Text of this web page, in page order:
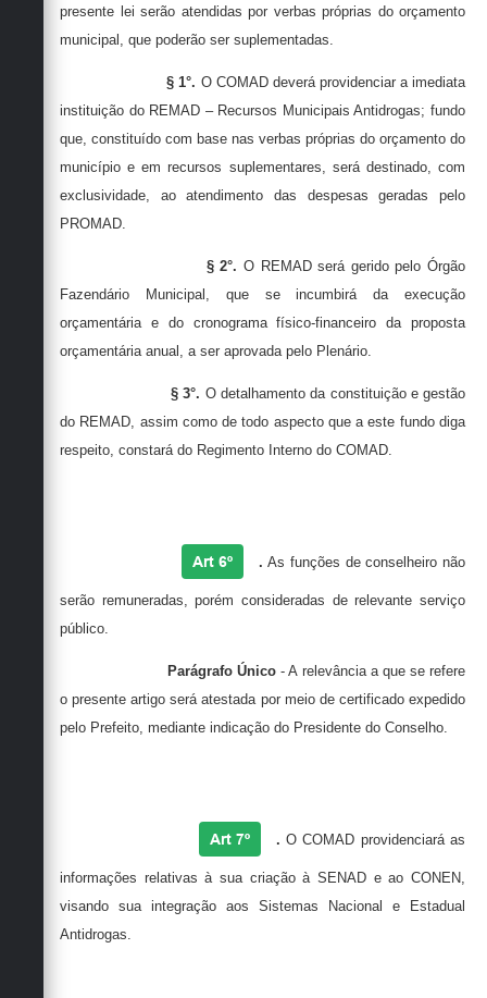
presente lei serão atendidas por verbas próprias do orçamento
municipal, que poderão ser suplementadas.
§ 1°. O COMAD deverá providenciar a imediata
instituição do REMAD – Recursos Municipais Antidrogas; fundo
que, constituído com base nas verbas próprias do orçamento do
município e em recursos suplementares, será destinado, com
exclusividade, ao atendimento das despesas geradas pelo
P ROMAD.
§ 2°. O REMADserá gerido pelo Órgão
Fazendário Municipal, que se incumbirá da execução
orçamentária e do cronograma físico-financeiro da proposta
orçamentária anual, a ser aprovada pelo Plenário.
§ 3°. O detalhamento da constituição e gestão
do REMAD, assim como de todo aspecto que a este fundo diga
respeito, constará do Regimento Interno do COMAD.
Art 6º .As funções de conselheiro não
serão remuneradas, porém consideradas de relevante serviço
público.
Parágrafo Único- A relevância a que se refere
o presente artigo será atestada por meio de certificado expedido
pelo Prefeito, mediante indicação do Presidente do Conselho.
Art 7º .OCOMAD providenciará as
informações relativas à sua criação à SENAD e ao CONEN,
visando sua integração aos Sistemas Nacional e Estadual
Antidrogas.